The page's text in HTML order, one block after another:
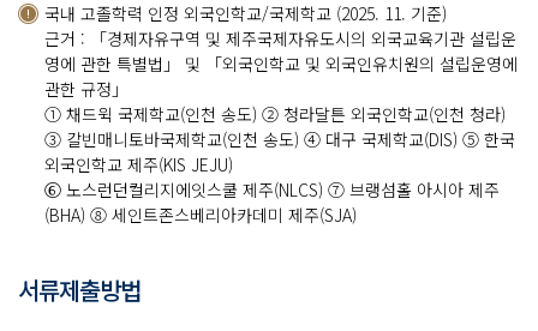
국내 고졸학력 인정 외국인학교/국제학교 (2025. 11. 기준)
근거 : 「경제자유구역 및 제주국제자유도시의 외국교육기관 설립운
영에 관한 특별법」 및 「외국인학교 및 외국인유치원의 설립운영에
관한 규정」
① 채드윅 국제학교(인천 송도) ② 청라달튼 외국인학교(인천 청라)
③ 칼빈매니토바국제학교(인천 송도) ④ 대구 국제학교(DIS) ⑤ 한국
외국인학교 제주(KIS JEJU)
⑥ 노스런던컬리지에잇스쿨 제주(NLCS) ⑦ 브랭섬홀 아시아 제주
(BHA) ⑧ 세인트존스베리아카데미 제주(SJA)
서류제출방법